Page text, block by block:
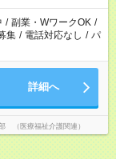
・短期間の就業はご
/ 副業・WワークOK /
集 / 電話対応なし / パ
詳細へ
（医療福祉介護関連）